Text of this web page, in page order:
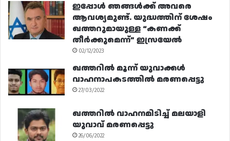
ഇപ്പോൾ ഞങ്ങൾക്ക് അവരെ
ആവശ്യമുണ്ട്. യുദ്ധത്തിന് ശേഷം
ഖത്തറുമായുള്ള “കണക്ക്
തീർക്കുമെന്ന്” ഇസ്രയേൽ
02/12/2023
ഖത്തറിൽ മൂന്ന് യുവാക്കൾ
വാഹനാപകടത്തിൽ മരണപ്പെട്ടു
27/03/2022
ഖത്തറിൽ വാഹനമിടിച്ച് മലയാളി
യുവാവ് മരണപ്പെട്ടു
26/06/2022